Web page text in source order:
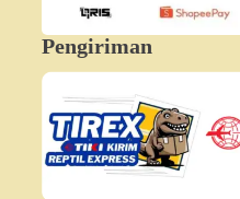
Pengiriman